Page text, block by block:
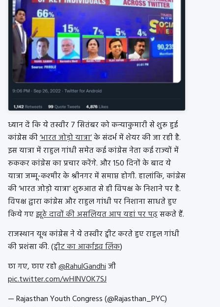
ध्यान दें कि ये तस्वीर 7 सितंबर को कन्याकुमारी से शुरू हुई
कांग्रेस की‘भारत जोड़ो यात्रा’के संदर्भ में शेयर की जा रही है.
इस यात्रा में राहुल गांधी समेत कई कांग्रेस नेता कई राज्यों में
रुककर कांग्रेस का प्रचार करेंगे. और 150 दिनों के बाद ये
यात्रा जम्मू-कश्मीर के श्रीनगर में समाप्त होगी. हालांकि, कांग्रेस
की ‘भारत जोड़ो यात्रा’ शुरुआत से ही विपक्ष के निशाने पर है.
विपक्ष द्वारा कांग्रेस और राहुल गांधी पर निशाना साधते हुए
किये गएझूठे दावों की असलियत आप यहां पर पढ़सकते हैं.
राजस्थान यूथ कांग्रेस ने ये तस्वीर ट्वीट करते हुए राहुल गांधी
की प्रशंसा की. (ट्वीट का आर्काइव लिंक)
छा गए, छाए रहो@RahulGandhiजी
pic.twitter.com/wHINVOK7SJ
— Rajasthan Youth Congress (@Rajasthan_PYC)